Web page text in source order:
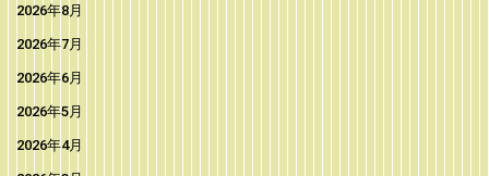
2026年8月
2026年7月
2026年6月
2026年5月
2026年4月